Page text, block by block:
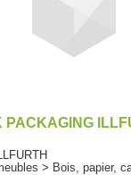
> Bois, papier,